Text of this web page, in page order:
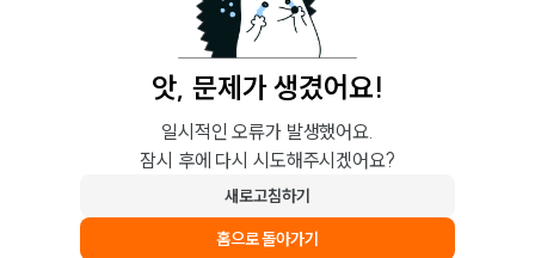
앗, 문제가 생겼어요!
일시적인 오류가 발생했어요.
잠시 후에 다시 시도해주시겠어요?
새로고침하기
홈으로 돌아가기